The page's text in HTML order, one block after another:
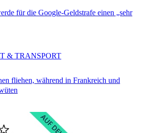
für die Google-Geldstrafe einen „sehr
fliehen, während in Frankreich und
& TRANSPORT